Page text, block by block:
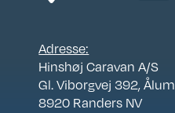
Adresse:
Hinshøj Caravan A/S
Gl. Viborgvej 392, Ålum
8920 Randers NV